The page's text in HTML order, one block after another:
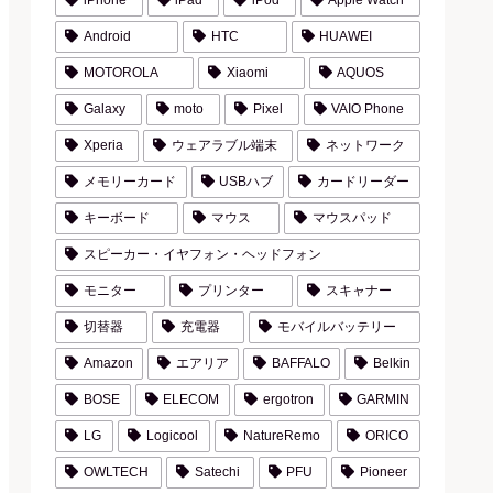
Android HTC HUAWEI
MOTOROLA Xiaomi AQUOS
Galaxy moto Pixel VAIO Phone
Xperia ウェアラブル端末 ネットワーク
メモリーカード USBハブ カードリーダー
キーボード マウス マウスパッド
スピーカー・イヤフォン・ヘッドフォン
モニター プリンター スキャナー
切替器 充電器 モバイルバッテリー
Amazon エアリア BAFFALO Belkin
BOSE ELECOM ergotron GARMIN
LG Logicool NatureRemo ORICO
OWLTECH Satechi PFU Pioneer